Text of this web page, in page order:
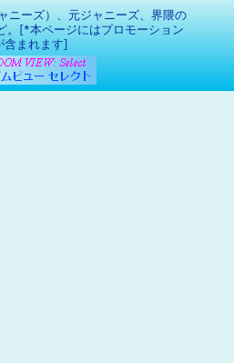
ニーズ）、元ジャニーズ、界隈の
。[*本ページにはプロモーション
含まれます]